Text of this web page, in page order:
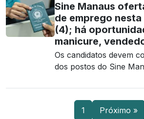
Sine Manaus
de emprego
(4); há
manicure,
Os candidatos devem
dos postos do Sine
1 Próximo »